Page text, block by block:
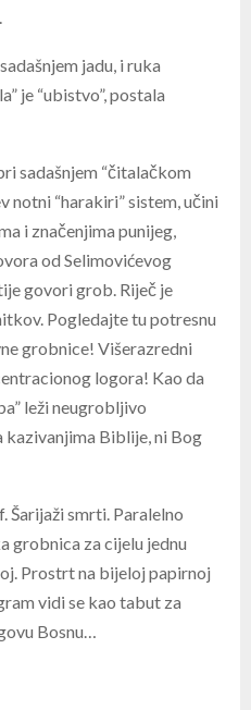
jadu, i ruka
je “ubistvo”, postala
sadašnjem “čitalačkom
notni “harakiri” sistem, učini
i značenjima punijeg,
od Selimovićevog
govori grob. Riječ je
Pogledajte tu potresnu
grobnice! Višerazredni
logora! Kao da
leži neugrobljivo
Biblije, ni Bog
Šarijaži smrti. Paralelno
grobnica za cijelu jednu
Prostrt na bijeloj papirnoj
vidi se kao tabut za
Bosnu…